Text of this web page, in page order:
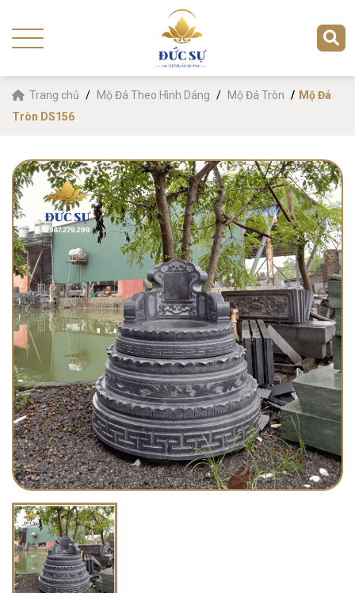
Trang chủ Mộ Đá Theo Hình Dáng Mộ Đá Tròn
Mộ Đá
Tròn DS156